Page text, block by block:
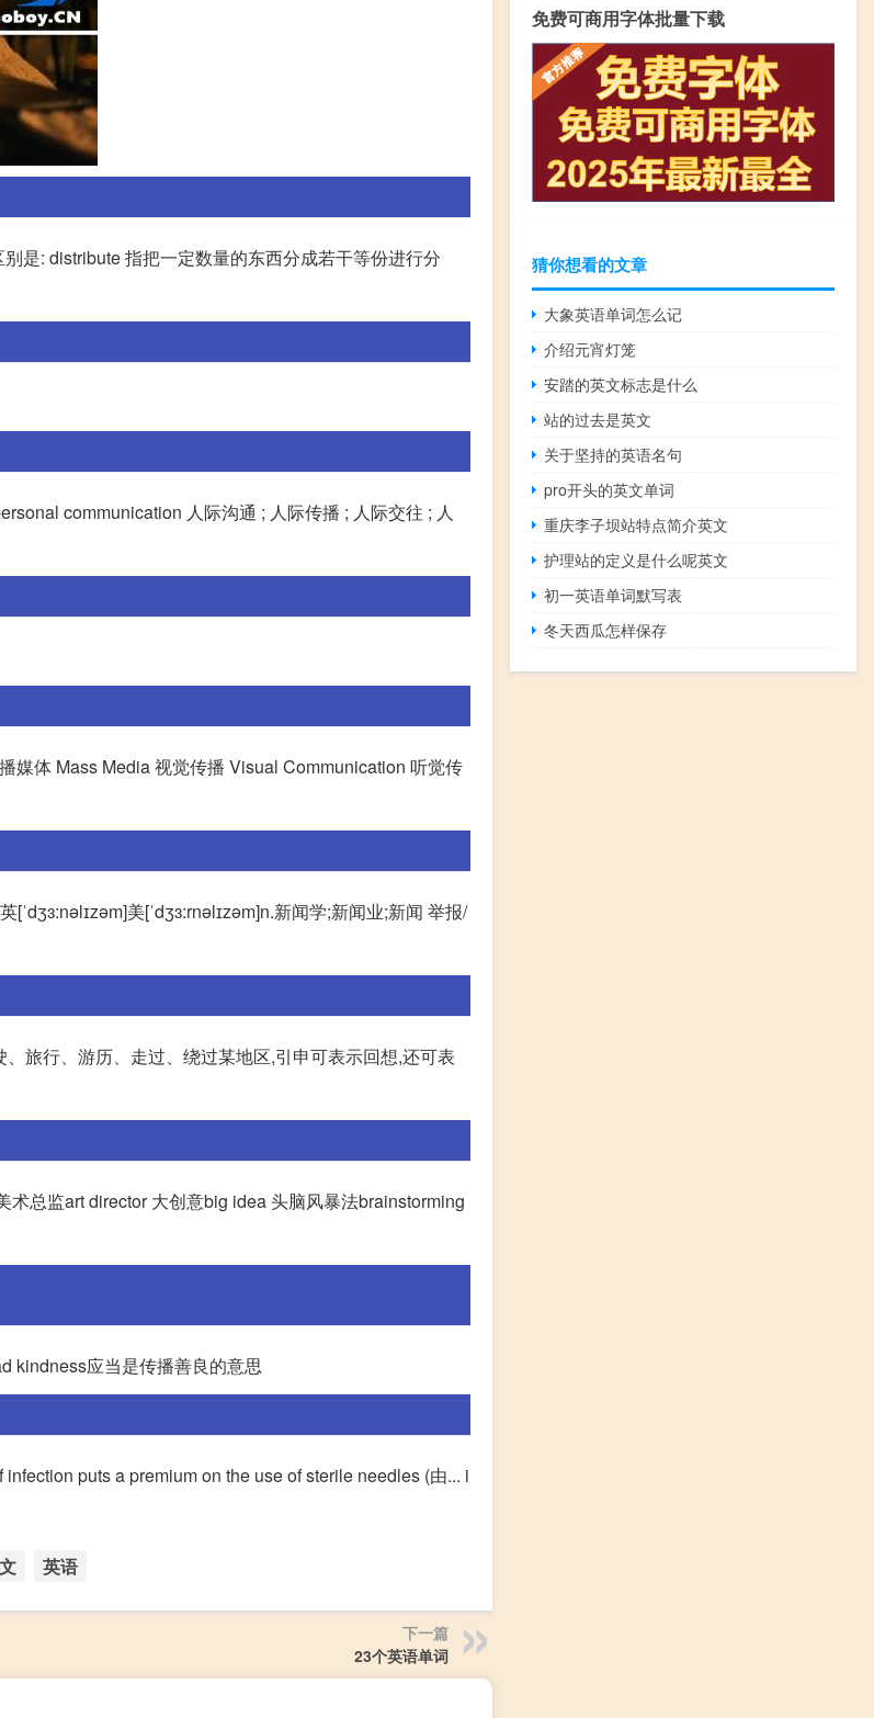
是: distribute 指把一定数量的东西分成若干等份进行分
communication 人际沟通 ; 人际传播 ; 人际交往 ; 人
媒体 Mass Media 视觉传播 Visual Communication 听觉传
美[ˈdʒɜ:rnəlɪzəm]n.新闻学;新闻业;新闻 举报/
旅行、游历、走过、绕过某地区,引申可表示回想,还可表
总监art director 大创意big idea 头脑风暴法brainstorming
kindness应当是传播善良的意思
puts a premium on the use of sterile needles (由... i
英语
下一篇
23个英语单词
免费可商用字体批量下载
猜你想看的文章
大象英语单词怎么记
介绍元宵灯笼
安踏的英文标志是什么
站的过去是英文
关于坚持的英语名句
pro开头的英文单词
重庆李子坝站特点简介英文
护理站的定义是什么呢英文
初一英语单词默写表
冬天西瓜怎样保存